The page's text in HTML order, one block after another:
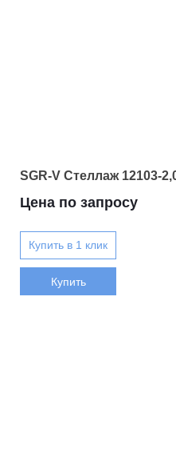
SGR-V Стеллаж 12103-
Цена по запросу
Купить